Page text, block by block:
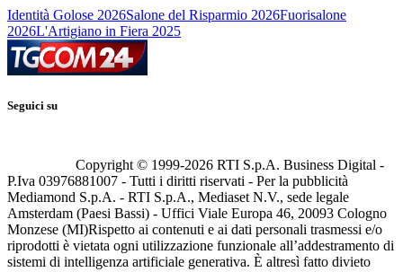
Identità Golose 2026Salone del Risparmio 2026Fuorisalone
2026L'Artigiano in Fiera 2025
Seguici su
Copyright © 1999-2026 RTI S.p.A. Business Digital -
P.Iva 03976881007 - Tutti i diritti riservati - Per la pubblicità
Mediamond S.p.A. - RTI S.p.A., Mediaset N.V., sede legale
Amsterdam (Paesi Bassi) - Uffici Viale Europa 46, 20093 Cologno
Monzese (MI)Rispetto ai contenuti e ai dati personali trasmessi e/o
riprodotti è vietata ogni utilizzazione funzionale all’addestramento di
sistemi di intelligenza artificiale generativa. È altresì fatto divieto